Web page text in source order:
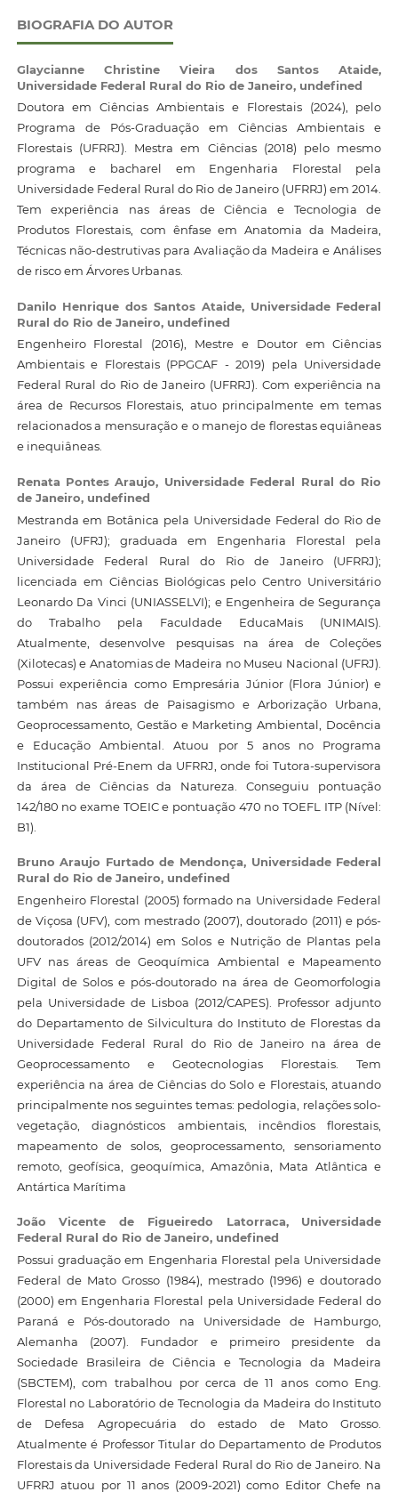
BIOGRAFIA DO AUTOR
Glaycianne Christine Vieira dos Santos Ataide,
Universidade Federal Rural do Rio de Janeiro, undefined
Doutora em Ciências Ambientais e Florestais (2024), pelo
Programa de Pós-Graduação em Ciências Ambientais e
Florestais (UFRRJ). Mestra em Ciências (2018) pelo mesmo
programa e bacharel em Engenharia Florestal pela
Universidade Federal Rural do Rio de Janeiro (UFRRJ) em 2014.
Tem experiência nas áreas de Ciência e Tecnologia de
Produtos Florestais, com ênfase em Anatomia da Madeira,
Técnicas não-destrutivas para Avaliação da Madeira e Análises
de risco em Árvores Urbanas.
Danilo Henrique dos Santos Ataide, Universidade Federal
Rural do Rio de Janeiro, undefined
Engenheiro Florestal (2016), Mestre e Doutor em Ciências
Ambientais e Florestais (PPGCAF - 2019) pela Universidade
Federal Rural do Rio de Janeiro (UFRRJ). Com experiência na
área de Recursos Florestais, atuo principalmente em temas
relacionados a mensuração e o manejo de florestas equiâneas
e inequiâneas.
Renata Pontes Araujo, Universidade Federal Rural do Rio
de Janeiro, undefined
Mestranda em Botânica pela Universidade Federal do Rio de
Janeiro (UFRJ); graduada em Engenharia Florestal pela
Universidade Federal Rural do Rio de Janeiro (UFRRJ);
licenciada em Ciências Biológicas pelo Centro Universitário
Leonardo Da Vinci (UNIASSELVI); e Engenheira de Segurança
do Trabalho pela Faculdade EducaMais (UNIMAIS).
Atualmente, desenvolve pesquisas na área de Coleções
(Xilotecas) e Anatomias de Madeira no Museu Nacional (UFRJ).
Possui experiência como Empresária Júnior (Flora Júnior) e
também nas áreas de Paisagismo e Arborização Urbana,
Geoprocessamento, Gestão e Marketing Ambiental, Docência
e Educação Ambiental. Atuou por 5 anos no Programa
Institucional Pré-Enem da UFRRJ, onde foi Tutora-supervisora
da área de Ciências da Natureza. Conseguiu pontuação
142/180 no exame TOEIC e pontuação 470 no TOEFL ITP (Nível:
B1).
Bruno Araujo Furtado de Mendonça, Universidade Federal
Rural do Rio de Janeiro, undefined
Engenheiro Florestal (2005) formado na Universidade Federal
de Viçosa (UFV), com mestrado (2007), doutorado (2011) e pós-
doutorados (2012/2014) em Solos e Nutrição de Plantas pela
UFV nas áreas de Geoquímica Ambiental e Mapeamento
Digital de Solos e pós-doutorado na área de Geomorfologia
pela Universidade de Lisboa (2012/CAPES). Professor adjunto
do Departamento de Silvicultura do Instituto de Florestas da
Universidade Federal Rural do Rio de Janeiro na área de
Geoprocessamento e Geotecnologias Florestais. Tem
experiência na área de Ciências do Solo e Florestais, atuando
principalmente nos seguintes temas: pedologia, relações solo-
vegetação, diagnósticos ambientais, incêndios florestais,
mapeamento de solos, geoprocessamento, sensoriamento
remoto, geofísica, geoquímica, Amazônia, Mata Atlântica e
Antártica Marítima
João Vicente de Figueiredo Latorraca, Universidade
Federal Rural do Rio de Janeiro, undefined
Possui graduação em Engenharia Florestal pela Universidade
Federal de Mato Grosso (1984), mestrado (1996) e doutorado
(2000) em Engenharia Florestal pela Universidade Federal do
Paraná e Pós-doutorado na Universidade de Hamburgo,
Alemanha (2007). Fundador e primeiro presidente da
Sociedade Brasileira de Ciência e Tecnologia da Madeira
(SBCTEM), com trabalhou por cerca de 11 anos como Eng.
Florestal no Laboratório de Tecnologia da Madeira do Instituto
de Defesa Agropecuária do estado de Mato Grosso.
Atualmente é Professor Titular do Departamento de Produtos
Florestais da Universidade Federal Rural do Rio de Janeiro. Na
UFRRJ atuou por 11 anos (2009-2021) como Editor Chefe na